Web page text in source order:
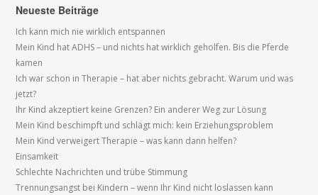
Neueste Beiträge
Ich kann mich nie wirklich entspannen
Mein Kind hat ADHS – und nichts hat wirklich geholfen. Bis die Pferde
kamen
Ich war schon in Therapie – hat aber nichts gebracht. Warum und was
jetzt?
Ihr Kind akzeptiert keine Grenzen? Ein anderer Weg zur Lösung
Mein Kind beschimpft und schlägt mich: kein Erziehungsproblem
Mein Kind verweigert Therapie – was kann dann helfen?
Einsamkeit
Schlechte Nachrichten und trübe Stimmung
Trennungsangst bei Kindern – wenn Ihr Kind nicht loslassen kann